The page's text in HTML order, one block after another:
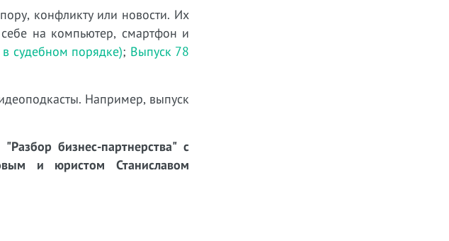
конфликту или новости. Их
на компьютер, смартфон и
судебном порядке); Выпуск 78
Например, выпуск
бизнес-партнерства" с
и юристом Станиславом